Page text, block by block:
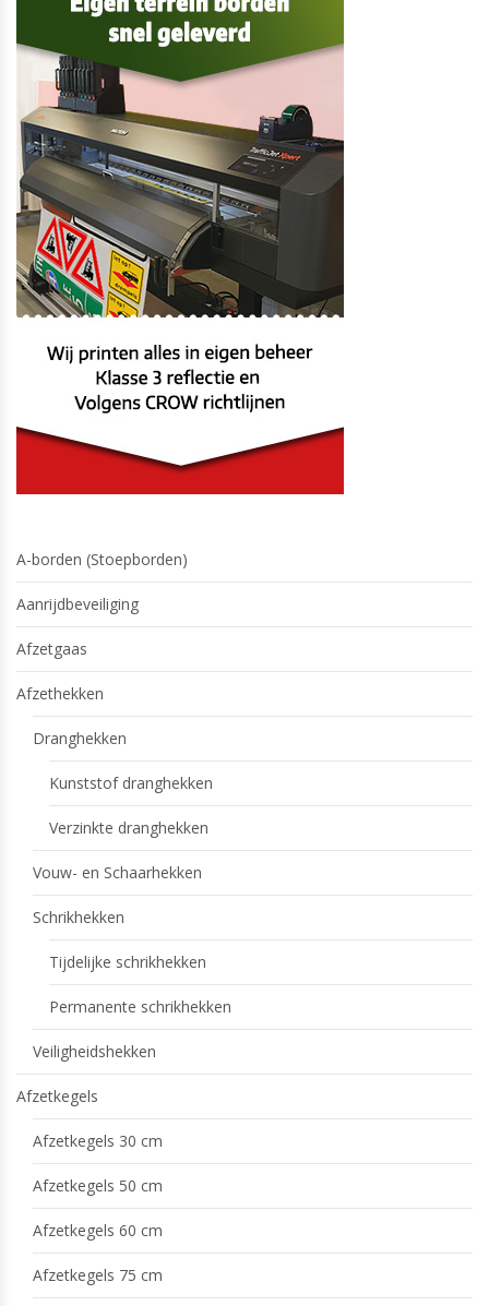
A-borden (Stoepborden)
Aanrijdbeveiliging
Afzetgaas
Afzethekken
Dranghekken
Kunststof dranghekken
Verzinkte dranghekken
Vouw- en Schaarhekken
Schrikhekken
Tijdelijke schrikhekken
Permanente schrikhekken
Veiligheidshekken
Afzetkegels
Afzetkegels 30 cm
Afzetkegels 50 cm
Afzetkegels 60 cm
Afzetkegels 75 cm